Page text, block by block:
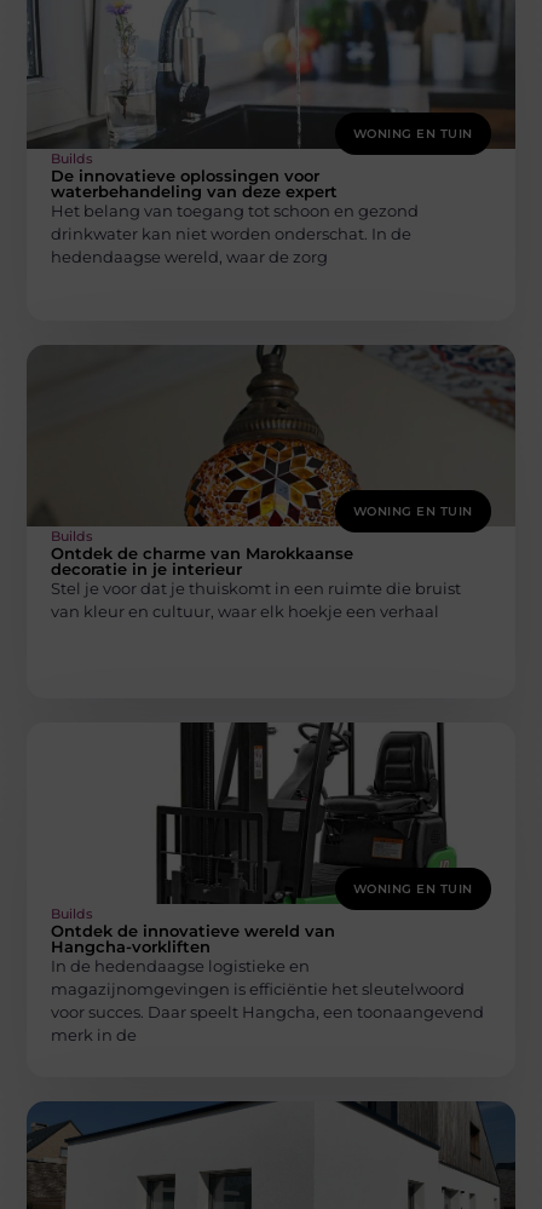
WONING EN TUIN
Builds
De innovatieve oplossingen voor
waterbehandeling van deze expert
Het belang van toegang tot schoon en gezond
drinkwater kan niet worden onderschat. In de
hedendaagse wereld, waar de zorg
WONING EN TUIN
Builds
Ontdek de charme van Marokkaanse
decoratie in je interieur
Stel je voor dat je thuiskomt in een ruimte die bruist
van kleur en cultuur, waar elk hoekje een verhaal
WONING EN TUIN
Builds
Ontdek de innovatieve wereld van
Hangcha-vorkliften
In de hedendaagse logistieke en
magazijnomgevingen is efficiëntie het sleutelwoord
voor succes. Daar speelt Hangcha, een toonaangevend
merk in de